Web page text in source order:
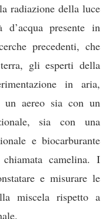
radiazione della luce
presente in
precedenti, che
gli esperti della
in aria,
aereo sia con un
sia con una
e biocarburante
camelina. I
e misurare le
miscela rispetto a